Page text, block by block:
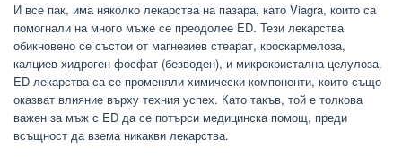
И все пак, има няколко лекарства на пазара, като Viagra, които са
помогнали на много мъже се преодолее ED. Тези лекарства
обикновено се състои от магнезиев стеарат, кроскармелоза,
калциев хидроген фосфат (безводен), и микрокристална целулоза.
ED лекарства са се променяли химически компоненти, които също
оказват влияние върху техния успех. Като такъв, той е толкова
важен за мъж с ED да се потърси медицинска помощ, преди
всъщност да взема никакви лекарства.